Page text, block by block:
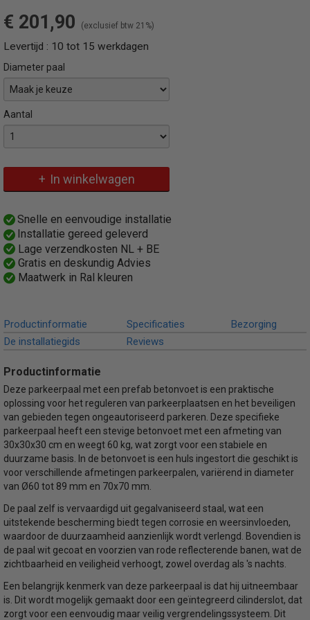
€ 201,90 (exclusief btw 21%)
Levertijd : 10 tot 15 werkdagen
Diameter paal
Aantal
In winkelwagen
Specificaties
72,00 Kg
Omschrijving
Snelle en eenvoudige installatie
Installatie gereed geleverd
Lage verzendkosten NL + BE
Gratis en deskundig Advies
Maatwerk in Ral kleuren
Productinformatie Specificaties
Bezorging
De installatiegids
Reviews
Productinformatie
Deze parkeerpaal met een prefab betonvoet is een praktische
oplossing voor het reguleren van parkeerplaatsen en het beveiligen
van gebieden tegen ongeautoriseerd parkeren. Deze specifieke
parkeerpaal heeft een stevige betonvoet met een afmeting van
30x30x30 cm en weegt 60 kg, wat zorgt voor een stabiele en
duurzame basis. In de betonvoet is een huls ingestort die geschikt is
voor verschillende afmetingen parkeerpalen, variërend in diameter
van Ø60 tot 89 mm en 70x70 mm.
De paal zelf is vervaardigd uit gegalvaniseerd staal, wat een
uitstekende bescherming biedt tegen corrosie en weersinvloeden,
waardoor de duurzaamheid aanzienlijk wordt verlengd. Bovendien is
de paal wit gecoat en voorzien van rode reflecterende banen, wat de
zichtbaarheid en veiligheid verhoogt, zowel overdag als 's nachts.
Een belangrijk kenmerk van deze parkeerpaal is dat hij uitneembaar
is. Dit wordt mogelijk gemaakt door een geïntegreerd cilinderslot, dat
zorgt voor een eenvoudig maar veilig vergrendelingssysteem. Dit